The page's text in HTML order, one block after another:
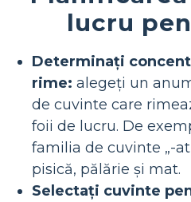
lucru
Determinați
rime: alegeți un
de cuvinte care
foii de lucru. De
familia de cuvinte „-
pisică, pălărie și mat.
Selectați cuvinte